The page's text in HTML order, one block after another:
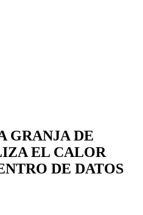
GRANJA DE
EL CALOR
DE DATOS